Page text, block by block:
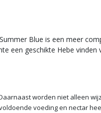
Blue is een meer
een geschikte Hebe vinden
worden niet alleen
voeding en nectar